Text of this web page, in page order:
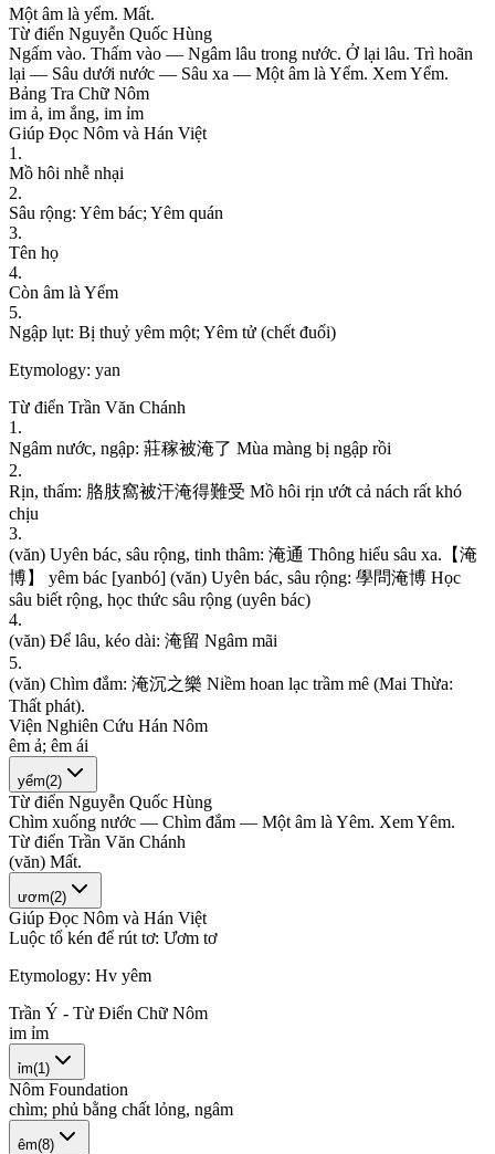
Một âm là yểm. Mất.
Từ điển Nguyễn Quốc Hùng
Ngấm vào. Thấm vào — Ngâm lâu trong nước. Ở lại lâu. Trì hoãn
lại — Sâu dưới nước — Sâu xa — Một âm là Yểm. XemYểm.
Bảng Tra Chữ Nôm
im ả, im ắng, im ỉm
Giúp Đọc Nôm và Hán Việt
1 .
Mồ hôi nhễ nhại
2.
Sâu rộng: Yêm bác; Yêm quán
3.
Tên họ
4.
Còn âm là Yểm
5.
Ngập lụt: Bị thuỷ yêm một; Yêm tử (chết đuối)
Etymology: yan
Từ điển Trần Văn Chánh
1 .
Ngâm nước, ngập: 莊稼被淹了 Mùa màng bị ngập rồi
2.
Rịn, thấm: 胳肢窩被汗淹得難受 Mồ hôi rịn ướt cả nách rất khó
chịu
3.
(văn) Uyên bác, sâu rộng, tinh thâm: 淹通 Thông hiểu sâu xa. 【淹
博】 yêm bác [yanbó] (văn) Uyên bác, sâu rộng: 學問淹博 Học
sâu biết rộng, học thức sâu rộng (uyên bác)
4.
(văn) Để lâu, kéo dài: 淹留 Ngâm mãi
5.
(văn) Chìm đắm: 淹沉之樂 Niềm hoan lạc trầm mê (Mai Thừa:
Thất phát).
Viện Nghiên Cứu Hán Nôm
êm ả; êm ái
yểm(2)
Từ điển Nguyễn Quốc Hùng
Chìm xuống nước — Chìm đắm — Một âm là Yêm. XemYêm.
Từ điển Trần Văn Chánh
(văn) Mất.
ươm(2)
Giúp Đọc Nôm và Hán Việt
Luộc tổ kén để rút tơ: Ươm tơ
Etymology: Hv yêm
Trần Ý - Từ Điển Chữ Nôm
im ỉm
ỉm(1 )
Nôm Foundation
chìm; phủ bằng chất lỏng, ngâm
êm(8)